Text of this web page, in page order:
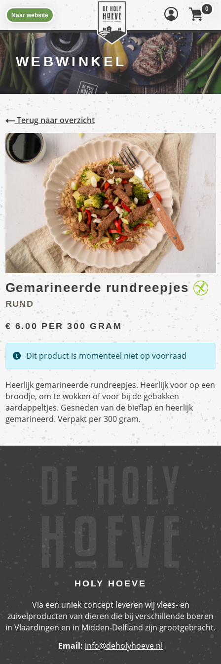
Naar website
0
WEBWINKEL
Terug naar overzicht
Gemarineerde rundreepjes
RUND
€ 6.00 PER 300 GRAM
Dit product is momenteel niet op voorraad
Heerlijk gemarineerde rundreepjes. Heerlijk voor op een
broodje, om te wokken of voor bij de gebakken
aardappeltjes. Gesneden van de bieflap en heerlijk
gemarineerd. Verpakt per 300 gram.
HOLY HOEVE
Via een uniek concept leveren wij vlees- en
zuivelproducten van dieren die bij verschillende boeren
in Vlaardingen en in Midden-Delfland zijn grootgebracht.
Email: info@deholyhoeve.nl